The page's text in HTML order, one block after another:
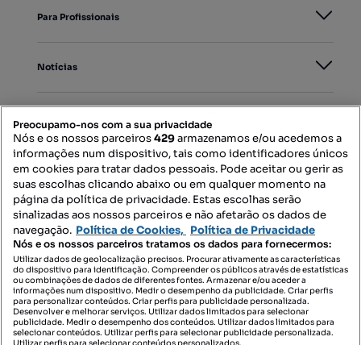
Para Profissionais
Notícias
Mapa do Site
Contacte-nos
SIGA-NOS:
DESCARREGAR NA:
Preocupamo-nos com a sua privacidade
Nós e os nossos parceiros429armazenamos e/ou acedemos a
informações num dispositivo, tais como identificadores únicos
em cookies para tratar dados pessoais. Pode aceitar ou gerir as
suas escolhas clicando abaixo ou em qualquer momento na
página da política de privacidade. Estas escolhas serão
sinalizadas aos nossos parceiros e não afetarão os dados de
navegação. Política de Cookies, Política de Privacidade
Nós e os nossos parceiros tratamos os dados para fornecermos:
Utilizar dados de geolocalização precisos. Procurar ativamente as características
do dispositivo para identificação. Compreender os públicos através de estatísticas
ou combinações de dados de diferentes fontes. Armazenar e/ou aceder a
informações num dispositivo. Medir o desempenho da publicidade. Criar perfis
para personalizar conteúdos. Criar perfis para publicidade personalizada.
Desenvolver e melhorar serviços. Utilizar dados limitados para selecionar
publicidade. Medir o desempenho dos conteúdos. Utilizar dados limitados para
selecionar conteúdos. Utilizar perfis para selecionar publicidade personalizada.